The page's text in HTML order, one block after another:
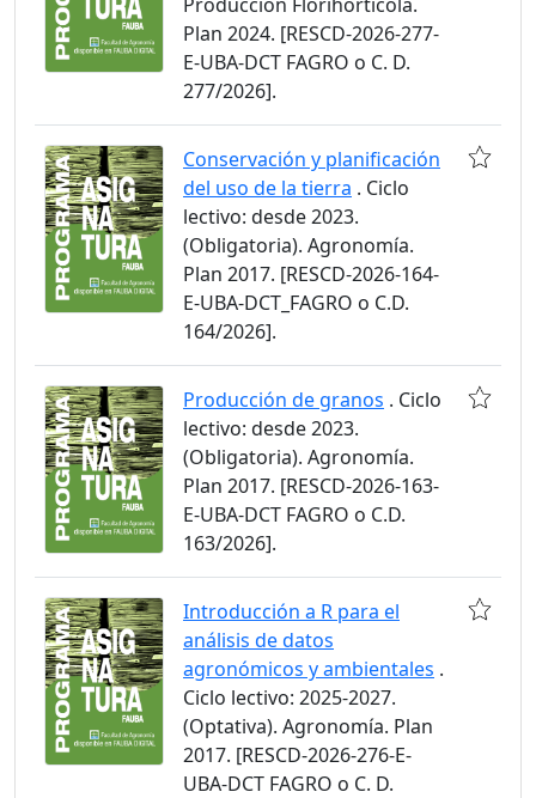
Plan 2024. [RESCD-2026-277-
E-UBA-DCT FAGRO o C. D.
277/2026].
Conservación y planificación
del uso de la tierra . Ciclo
lectivo: desde 2023.
(Obligatoria). Agronomía.
Plan 2017. [RESCD-2026-164-
E-UBA-DCT_FAGRO o C.D.
164/2026].
Producción de granos . Ciclo
lectivo: desde 2023.
(Obligatoria). Agronomía.
Plan 2017. [RESCD-2026-163-
E-UBA-DCT FAGRO o C.D.
163/2026].
Introducción a R para el
análisis de datos
agronómicos y ambientales .
Ciclo lectivo: 2025-2027.
(Optativa). Agronomía. Plan
2017. [RESCD-2026-276-E-
UBA-DCT FAGRO o C. D.